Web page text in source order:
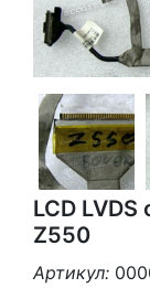
LCD
Z550
Артикул: